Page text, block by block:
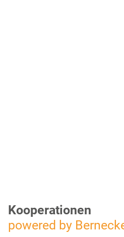
Kooperationen
powered by